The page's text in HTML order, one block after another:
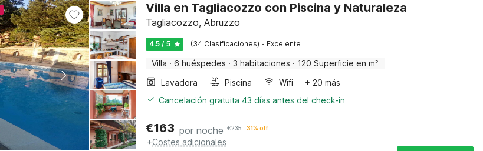
Villa en Tagliacozzo con Piscina y Naturaleza
Tagliacozzo, Abruzzo
4.5 / 5 (34 Clasificaciones) · Excelente
Villa · 6 huéspedes · 3 habitaciones · 120 Superficie en m²
Lavadora
Piscina Wifi
+ 20 más
Cancelación gratuita 43 días antes del check-in
€163 por noche €235 31% off
+Costes adicionales